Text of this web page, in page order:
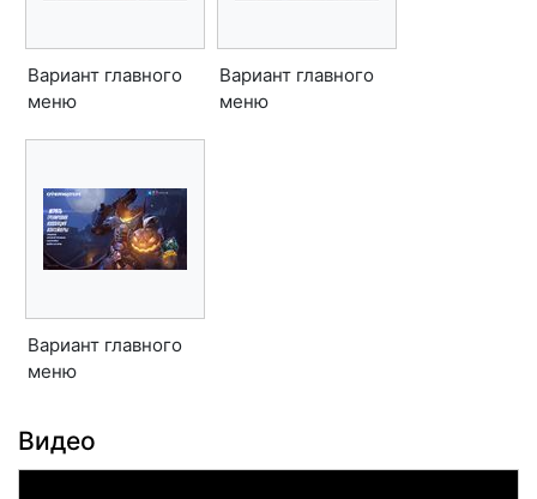
Вариант главного
меню
Вариант главного
меню
Вариант главного
меню
Видео